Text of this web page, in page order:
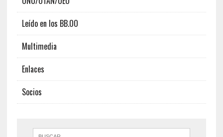
Leído en los BB.OO
Multimedia
Enlaces
Socios